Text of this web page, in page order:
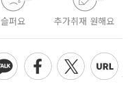
슬퍼요 추가취재 원해요